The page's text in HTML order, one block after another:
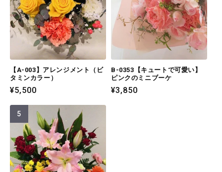
【A-003】アレンジメント（ビ
タミンカラー）
通
価
格
¥5,500
B-0353【キュートで可愛い】
ピンクのミニブーケ
通
¥3,850